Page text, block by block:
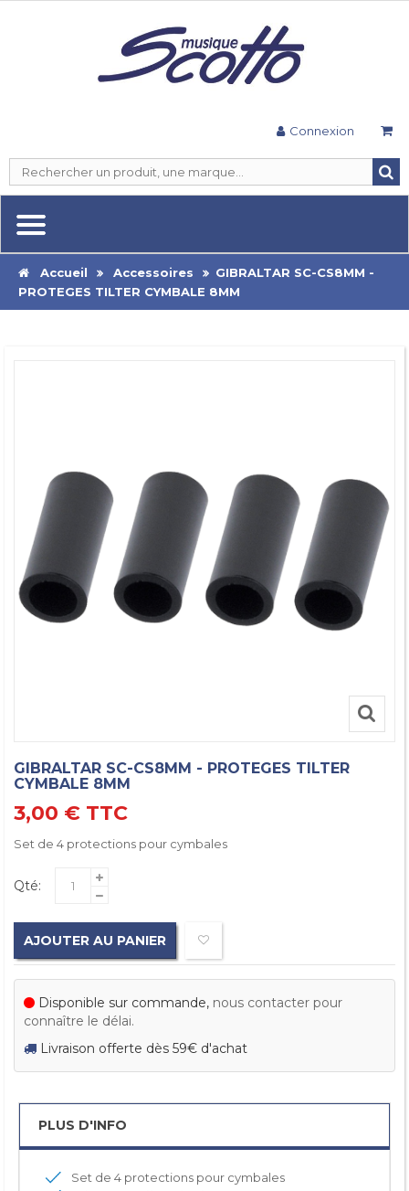
Connexion
Accueil Accessoires
GIBRALTAR SC-CS8MM -
PROTEGES TILTER CYMBALE 8MM
GIBRALTAR SC-CS8MM - PROTEGES TILTER
CYMBALE 8MM
3,00 € TTC
Set de 4 protections pour cymbales
Qté:
AJOUTER AU PANIER
Disponible sur commande, nous contacter pour
connaître le délai.
Livraison offerte dès 59€ d'achat
PLUS D'INFO
Set de 4 protections pour cymbales